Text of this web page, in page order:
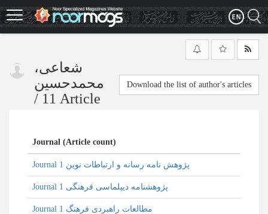
Skip
to
main
شعاعی،
محمدحسین
/ 11 Article
Download the list of author's articles
Journal (Article count)
Journal پژوهش نامه رسانه و ارتباطات نوین 1
Journal پژوهشنامه دیپلماسی فرهنگی 1
Journal مطالعات راهبردی فرهنگ 1